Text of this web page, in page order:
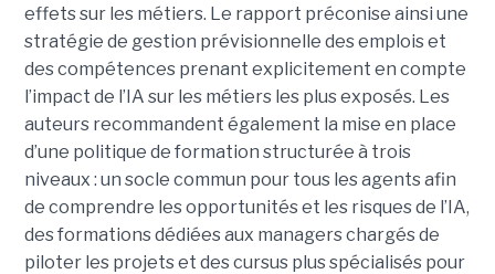
effets sur les métiers. Le rapport préconise ainsi une
stratégie de gestion prévisionnelle des emplois et
des compétences prenant explicitement en compte
l’impact de l’IA sur les métiers les plus exposés. Les
auteurs recommandent également la mise en place
d’une politique de formation structurée à trois
niveaux : un socle commun pour tous les agents afin
de comprendre les opportunités et les risques de l’IA,
des formations dédiées aux managers chargés de
piloter les projets et des cursus plus spécialisés pour